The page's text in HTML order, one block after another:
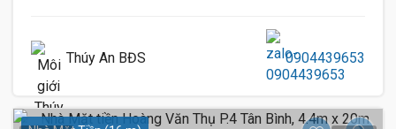
Thúy An BĐS 0904439653